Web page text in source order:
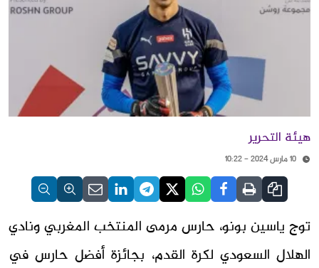
هيئة التحرير
10 مارس 2024 - 10:22
توج ياسين بونو، حارس مرمى المنتخب المغربي ونادي
الهلال السعودي لكرة القدم، بجائزة أفضل حارس في